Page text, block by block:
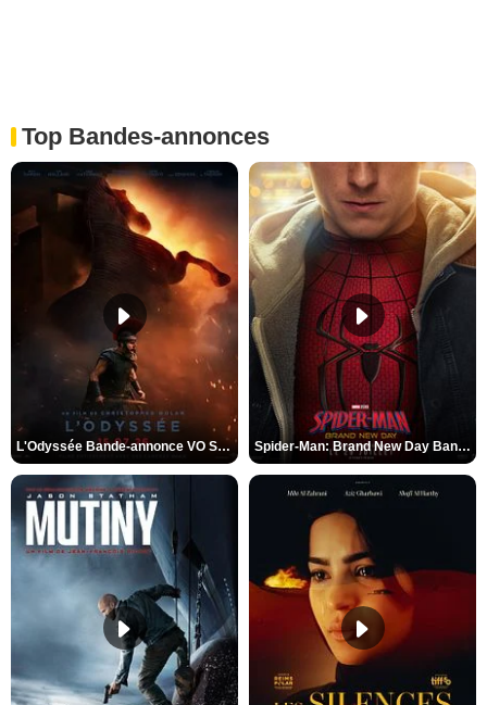
Top Bandes-annonces
L'Odyssée Bande-annonce VO STFR Spider-Man: Brand New Day Bande-annonce VO STFR